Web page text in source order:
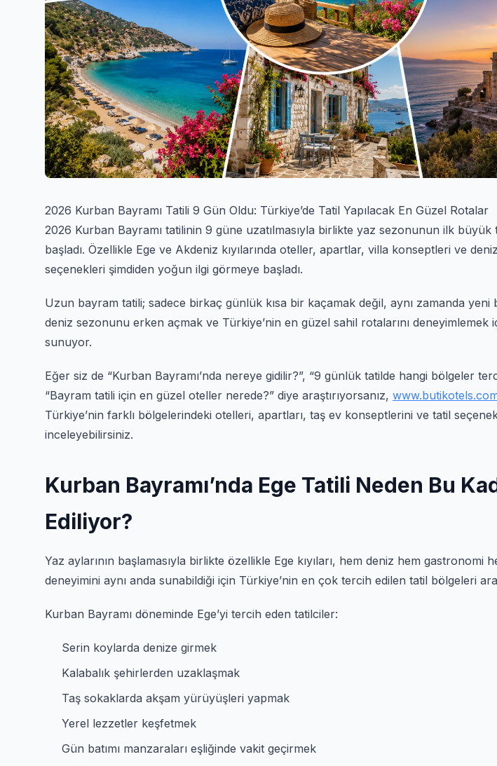
2026 Kurban Bayramı Tatili 9 Gün Oldu: Türkiye’de Tatil Yapılacak En Güzel Rotalar
2026 Kurban Bayramı tatilinin 9 güne uzatılmasıyla birlikte yaz sezonunun ilk büyük
başladı. Özellikle Ege ve Akdeniz kıyılarında oteller, apartlar, villa konseptleri ve
seçenekleri şimdiden yoğun ilgi görmeye başladı.
Uzun bayram tatili; sadece birkaç günlük kısa bir kaçamak değil, aynı zamanda yeni
deniz sezonunu erken açmak ve Türkiye’nin en güzel sahil rotalarını deneyimlemek
sunuyor.
Eğer siz de “Kurban Bayramı’nda nereye gidilir?”, “9 günlük tatilde hangi bölgeler
“Bayram tatili için en güzel oteller nerede?” diye araştırıyorsanız,
Türkiye’nin farklı bölgelerindeki otelleri, apartları, taş ev konseptlerini ve tatil
inceleyebilirsiniz.
Kurban Bayramı’nda Ege Tatili Neden Bu
Ediliyor?
Yaz aylarının başlamasıyla birlikte özellikle Ege kıyıları, hem deniz hem gastronomi
deneyimini aynı anda sunabildiği için Türkiye’nin en çok tercih edilen tatil bölgeleri
Kurban Bayramı döneminde Ege’yi tercih eden tatilciler:
Serin koylarda denize girmek
Kalabalık şehirlerden uzaklaşmak
Taş sokaklarda akşam yürüyüşleri yapmak
Yerel lezzetler keşfetmek
Gün batımı manzaraları eşliğinde vakit geçirmek